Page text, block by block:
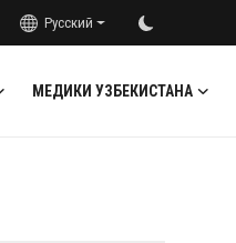
Русский
МЕДИКИ УЗБЕКИСТАНА